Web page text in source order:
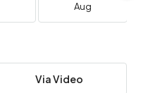
Aug
Via Video